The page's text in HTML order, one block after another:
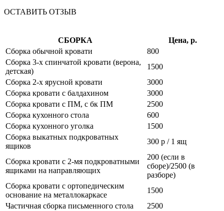
ОСТАВИТЬ ОТЗЫВ
СБОРКА
Цена, р.
Сборка обычной кровати
800
Сборка 3-х спинчатой кровати (верона,
детская)
1500
Сборка 2-х ярусной кровати
3000
Сборка кровати с балдахином
3000
Сборка кровати с ПМ, с бк ПМ
2500
Сборка кухонного стола
600
Сборка кухонного уголка
1500
Сборка выкатных подкроватных
ящиков
300 р / 1 ящ
Сборка кровати с 2-мя подкроватными
ящиками на направляющих
200 (если в
сборе)/2500 (в
разборе)
Сборка кровати с ортопедическим
основание на металлокаркасе
1500
Частичная сборка письменного стола
2500